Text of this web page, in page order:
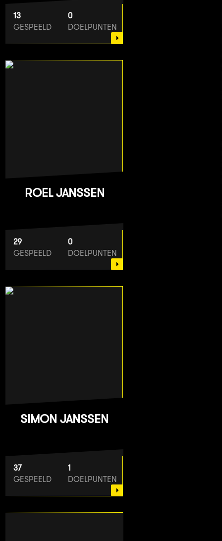
13
GESPEELD
0
DOELPUNTEN
ROEL JANSSEN
29
GESPEELD
0
DOELPUNTEN
SIMON JANSSEN
37
GESPEELD
1
DOELPUNTEN